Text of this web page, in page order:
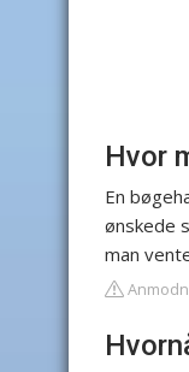
Hvor
En
ønskede
man